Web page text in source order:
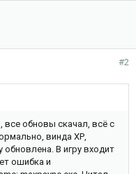
#2
все обновы скачал, всё с
винда ХР,
В игру входит
ошибка и